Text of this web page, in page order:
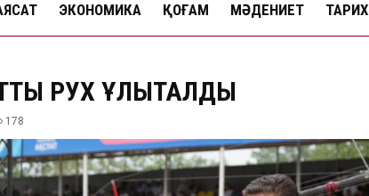
ЭКОНОМИКА ҚОҒАМ МӘДЕНИЕТ ТАРИХ
РУХ ҰЛЫҚТАЛДЫ
178